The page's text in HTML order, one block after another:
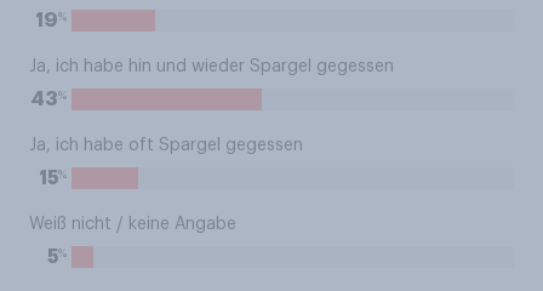
19%
Ja, ich habe hin und wieder Spargel gegessen
43%
Ja, ich habe oft Spargel gegessen
15%
Weiß nicht / keine Angabe
5%